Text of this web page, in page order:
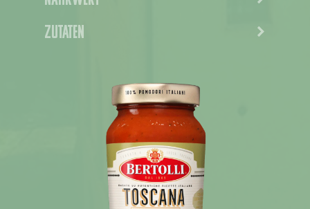
Zutaten
Nieuws